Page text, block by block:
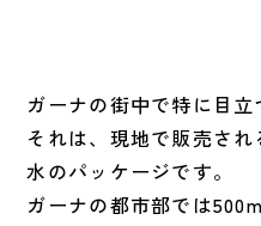
ガーナの街中で特に目立
それは、現地で販売さ
水のパッケージです。
ガーナの都市部では